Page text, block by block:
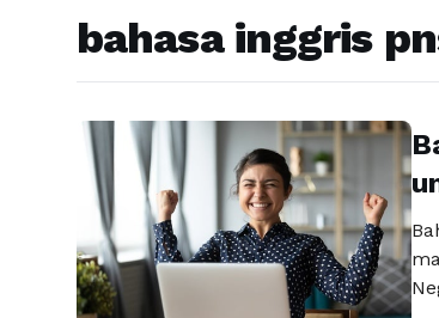
bahasa inggris